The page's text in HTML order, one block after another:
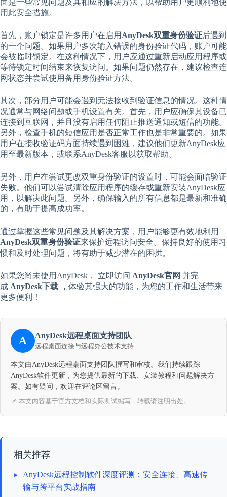
用此安全措施。
首先，账户锁定是许多用户在启用 AnyDesk双重身份验证后遇到
的一个问题。如果用户多次输入错误的身份验证代码，账户可能
会被临时锁定。在这种情况下，用户应通过重新启动应用程序或
等待锁定时间结束来恢复访问。如果问题仍然存在，建议检查连
网状态并尝试使用备用身份验证方法。
其次，部分用户可能会遇到无法接收到验证信息的情况。这种情
况通常与网络问题或手机设置有关。首先，用户应确保其设备已
连接到互联网，并且没有启用任何阻止推送通知或短信的功能。
另外，检查手机的短信应用是否正常工作也是非常重要的。如果
用户在接收验证码方面持续遇到困难，建议他们更新AnyDesk应
用至最新版本，或联系AnyDesk客服以获取帮助。
另外，用户在尝试更改双重身份验证的设置时，可能会面临验证
失败。他们可以尝试清除应用程序的缓存或重新安装AnyDesk应
用，以解决此问题。另外，确保输入的所有信息都是最新和准确
的，有助于提高成功率。
通过掌握这些常见问题及其解决方案，用户能够更有效地利用
AnyDesk双重身份验证来保护远程访问安全。保持良好的使用习
惯和及时处理问题，将有助于减少潜在的困扰。
如果您尚未使用AnyDesk， 立即访问 AnyDesk官网 并完
成 AnyDesk下载 ， 体验其强大的功能，为您的工作和生活带来
更多便利！
A AnyDesk远程桌面支持团队
远程桌面连接与远程办公技术支持
本文由AnyDesk远程桌面支持团队撰写和审核。我们持续跟踪
AnyDesk软件更新，为您提供最新的下载、安装教程和问题解决方
案。如有疑问，欢迎在评论区留言。
📌 本文内容基于官方文档和实际测试编写，转载请注明出处。
相关推荐
▸
AnyDesk远程控制软件深度评测：安全连接、高速传
输与跨平台实战指南